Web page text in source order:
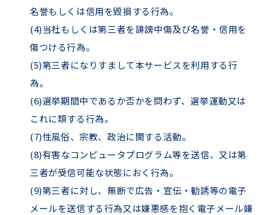
名誉もしくは信⽤を毀損する⾏為。
(4)当社もしくは第三者を誹謗中傷及び名誉・信⽤を
傷つける⾏為。
(5)第三者になりすまして本サービスを利⽤する⾏
為。
(6)選挙期間中であるか否かを問わず、選挙運動⼜は
これに類する⾏為。
(7)性⾵俗、宗教、政治に関する活動。
(8)有害なコンピュータプログラム等を送信、⼜は第
三者が受信可能な状態におく⾏為。
(9)第三者に対し、無断で広告・宣伝・勧誘等の電⼦
メールを送信する⾏為⼜は嫌悪感を抱く電⼦メール嫌